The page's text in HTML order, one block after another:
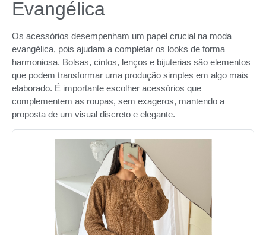
Evangélica
Os acessórios desempenham um papel crucial na moda
evangélica, pois ajudam a completar os looks de forma
harmoniosa. Bolsas, cintos, lenços e bijuterias são elementos
que podem transformar uma produção simples em algo mais
elaborado. É importante escolher acessórios que
complementem as roupas, sem exageros, mantendo a
proposta de um visual discreto e elegante.